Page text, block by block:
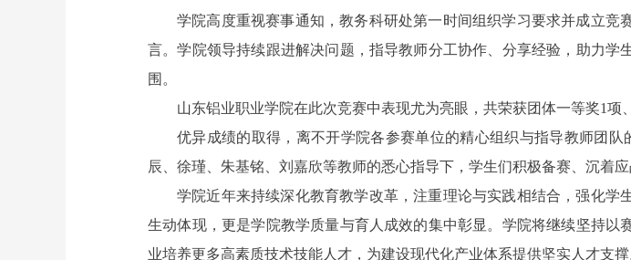
学院高度重视赛事通知，教务科研处第一时间组织学习要求并成立
言。学院领导持续跟进解决问题，指导教师分工协作、分享经验，助力
围。
山东铝业职业学院在此次竞赛中表现尤为亮眼，共荣获团体一等奖1项
优异成绩的取得，离不开学院各参赛单位的精心组织与指导教师团
辰、徐瑾、朱基铭、刘嘉欣等教师的悉心指导下，学生们积极备赛、沉着
学院近年来持续深化教育教学改革，注重理论与实践相结合，强化
生动体现，更是学院教学质量与育人成效的集中彰显。学院将继续坚持
业培养更多高素质技术技能人才，为建设现代化产业体系提供坚实人才支撑